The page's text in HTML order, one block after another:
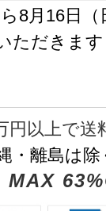
8月16日
ただきます
円以上で送
・離島は
MAX